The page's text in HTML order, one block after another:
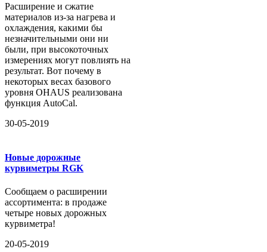
Расширение и сжатие
материалов из-за нагрева и
охлаждения, какими бы
незначительными они ни
были, при высокоточных
измерениях могут повлиять на
результат. Вот почему в
некоторых весах базового
уровня OHAUS реализована
функция AutoCal.
30-05-2019
Новые дорожные
курвиметры RGK
Сообщаем о расширении
ассортимента: в продаже
четыре новых дорожных
курвиметра!
20-05-2019